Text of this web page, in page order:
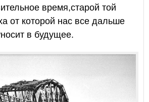
время,старой той
от которой нас все дальше
в будущее.